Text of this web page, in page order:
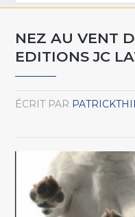
NEZ AU VENT
EDITIONS JC
ÉCRIT PAR